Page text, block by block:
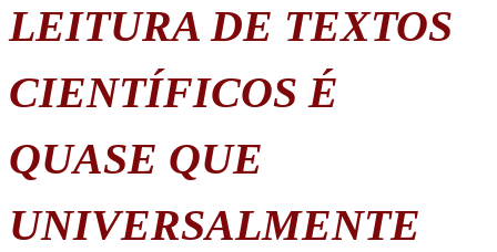
LEITURA DE TEXTOS
CIENTÍFICOS É
QUASE QUE
UNIVERSALMENTE